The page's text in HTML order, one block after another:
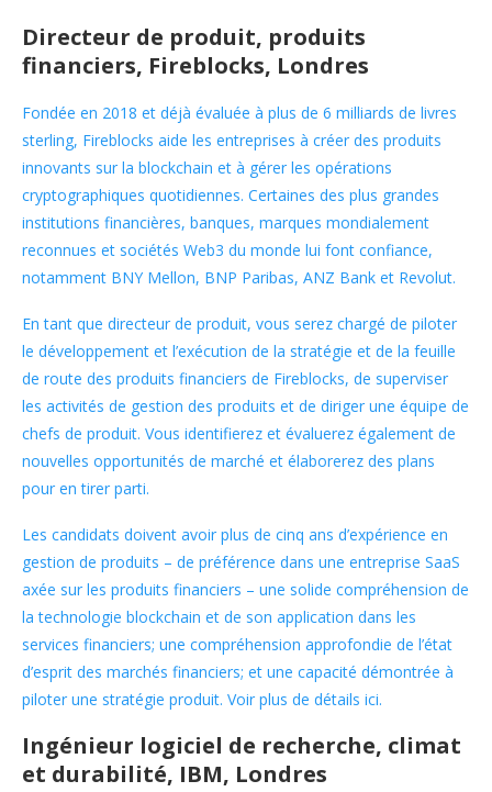
Directeur de produit, produits
financiers, Fireblocks, Londres
Fondée en 2018 et déjà évaluée à plus de 6 milliards de livres
sterling, Fireblocks aide les entreprises à créer des produits
innovants sur la blockchain et à gérer les opérations
cryptographiques quotidiennes. Certaines des plus grandes
institutions financières, banques, marques mondialement
reconnues et sociétés Web3 du monde lui font confiance,
notamment BNY Mellon, BNP Paribas, ANZ Bank et Revolut.
En tant que directeur de produit, vous serez chargé de piloter
le développement et l’exécution de la stratégie et de la feuille
de route des produits financiers de Fireblocks, de superviser
les activités de gestion des produits et de diriger une équipe de
chefs de produit. Vous identifierez et évaluerez également de
nouvelles opportunités de marché et élaborerez des plans
pour en tirer parti.
Les candidats doivent avoir plus de cinq ans d’expérience en
gestion de produits – de préférence dans une entreprise SaaS
axée sur les produits financiers – une solide compréhension de
la technologie blockchain et de son application dans les
services financiers; une compréhension approfondie de l’état
d’esprit des marchés financiers; et une capacité démontrée à
piloter une stratégie produit. Voir plus de détails ici.
Ingénieur logiciel de recherche, climat
et durabilité, IBM, Londres